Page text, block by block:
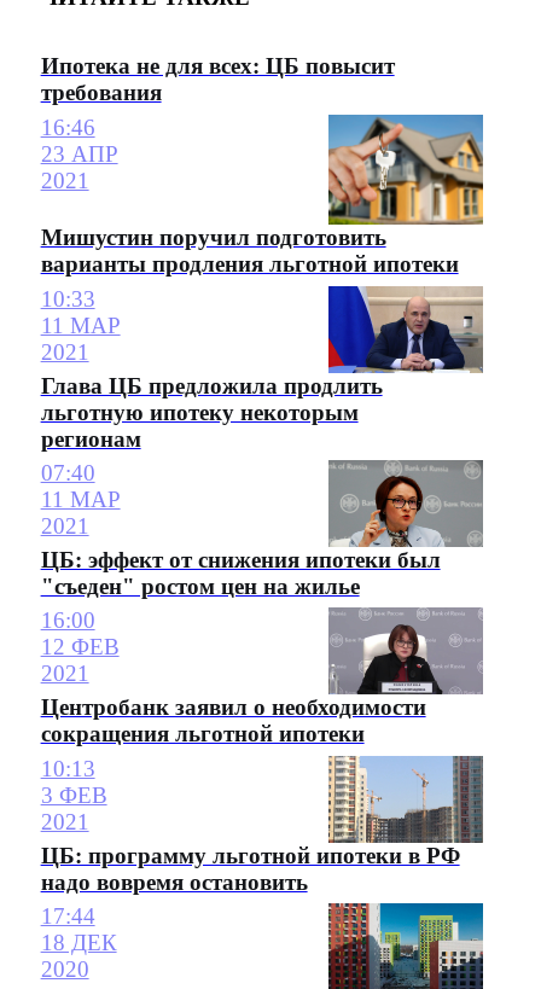
Ипотека не для всех: ЦБ повысит
требования
16:46
23 АПР
2021
Мишустин поручил подготовить
варианты продления льготной ипотеки
10:33
11 МАР
2021
Глава ЦБ предложила продлить
льготную ипотеку некоторым
регионам
07:40
11 МАР
2021
ЦБ: эффект от снижения ипотеки был
"съеден" ростом цен на жилье
16:00
12 ФЕВ
2021
Центробанк заявил о необходимости
сокращения льготной ипотеки
10:13
3 ФЕВ
2021
ЦБ: программу льготной ипотеки в РФ
надо вовремя остановить
17:44
18 ДЕК
2020